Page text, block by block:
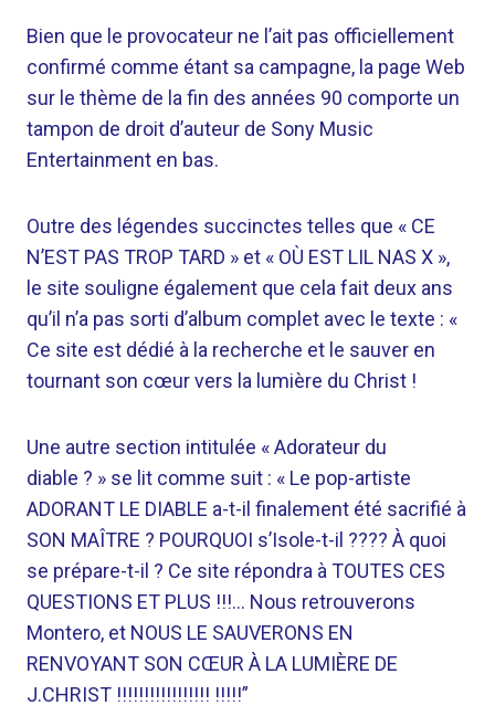
Bien que le provocateur ne l’ait pas officiellement
confirmé comme étant sa campagne, la page Web
sur le thème de la fin des années 90 comporte un
tampon de droit d’auteur de Sony Music
Entertainment en bas.
Outre des légendes succinctes telles que « CE
N’EST PAS TROP TARD » et « OÙ EST LIL NAS X »,
le site souligne également que cela fait deux ans
qu’il n’a pas sorti d’album complet avec le texte : «
Ce site est dédié à la recherche et le sauver en
tournant son cœur vers la lumière du Christ !
Une autre section intitulée « Adorateur du
diable ? » se lit comme suit : « Le pop-artiste
ADORANT LE DIABLE a-t-il finalement été sacrifié à
SON MAÎTRE ? POURQUOI s’Isole-t-il ???? À quoi
se prépare-t-il ? Ce site répondra à TOUTES CES
QUESTIONS ET PLUS !!!… Nous retrouverons
Montero, et NOUS LE SAUVERONS EN
RENVOYANT SON CŒUR À LA LUMIÈRE DE
J.CHRIST !!!!!!!!!!!!!!!!! !!!!!”